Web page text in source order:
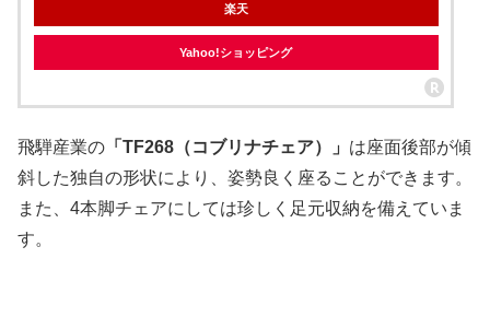
楽天
Yahoo!ショッピング
飛騨産業の 「TF268（コブリナチェア）」 は座面後部が傾
斜した独自の形状により、姿勢良く座ることができます。
また、4本脚チェアにしては珍しく足元収納を備えていま
す。